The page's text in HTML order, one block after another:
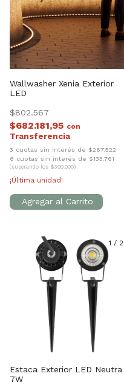
Wallwasher Xenia Exterior
LED
$802.567
$682.181,95 con
3 cuotas sin interés de $267.522
6 cuotas sin interés de $133.761
(superando los $300.000)
¡Última unidad!
1 / 2
Estaca Exterior LED Neutra
7W